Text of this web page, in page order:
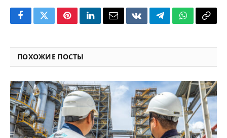
FacebookTwitterPinterestLinkedInEmailVKontakteTelegramWhatsApp
Copy
ПОХОЖИЕ ПОСТЫ